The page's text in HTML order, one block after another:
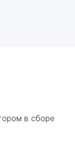
в сборе